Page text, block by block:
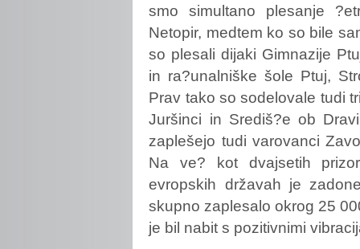
smo simultano plesanje
Netopir, medtem ko so bile
so plesali dijaki Gimnazije
in ra?unalniške šole Ptuj,
Prav tako so sodelovale tudi
Juršinci in Središ?e ob
zaplešejo tudi varovanci
Na ve? kot dvajsetih
evropskih državah je
skupno zaplesalo okrog 25
je bil nabit s pozitivnimi